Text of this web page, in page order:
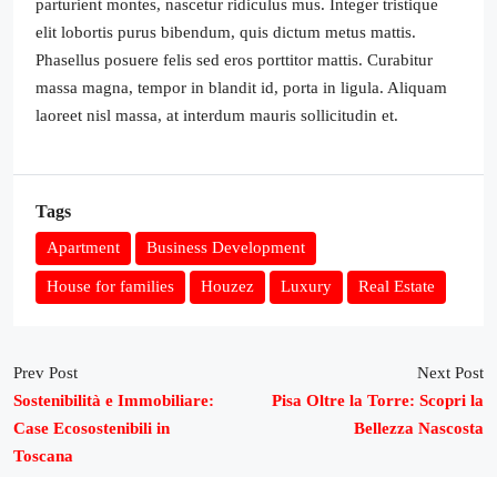
parturient montes, nascetur ridiculus mus. Integer tristique
elit lobortis purus bibendum, quis dictum metus mattis.
Phasellus posuere felis sed eros porttitor mattis. Curabitur
massa magna, tempor in blandit id, porta in ligula. Aliquam
laoreet nisl massa, at interdum mauris sollicitudin et.
Tags
Apartment Business Development
House for families Houzez Luxury Real Estate
Prev Post
Sostenibilità e Immobiliare:
Case Ecosostenibili in
Toscana
Next Post
Pisa Oltre la Torre: Scopri la
Bellezza Nascosta